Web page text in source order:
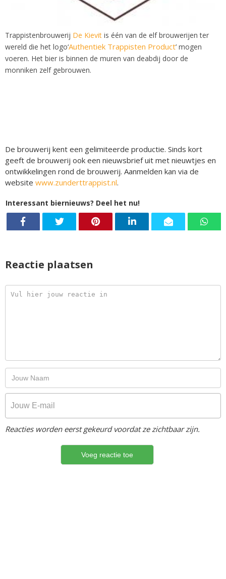
Trappistenbrouwerij De Kievit is één van de elf brouwerijen ter
wereld die het logo‘Authentiek Trappisten Product’ mogen
voeren. Het bier is binnen de muren van deabdij door de
monniken zelf gebrouwen.
De brouwerij kent een gelimiteerde productie. Sinds kort
geeft de brouwerij ook een nieuwsbrief uit met nieuwtjes en
ontwikkelingen rond de brouwerij. Aanmelden kan via de
website www.zunderttrappist.nl.
Interessant biernieuws? Deel het nu!
Reactie plaatsen
Reacties worden eerst gekeurd voordat ze zichtbaar zijn.